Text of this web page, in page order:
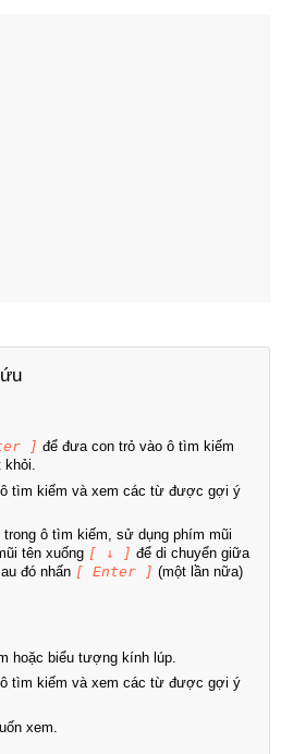
] để đưa con trỏ vào ô tìm kiếm
khỏi.
tìm kiếm và xem các từ được gợi ý
trong ô tìm kiếm, sử dụng phím mũi
tên xuống [ ↓ ] để di chuyển giữa
đó nhấn [ Enter ] (một lần nữa)
hoặc biểu tượng kính lúp.
tìm kiếm và xem các từ được gợi ý
xem.